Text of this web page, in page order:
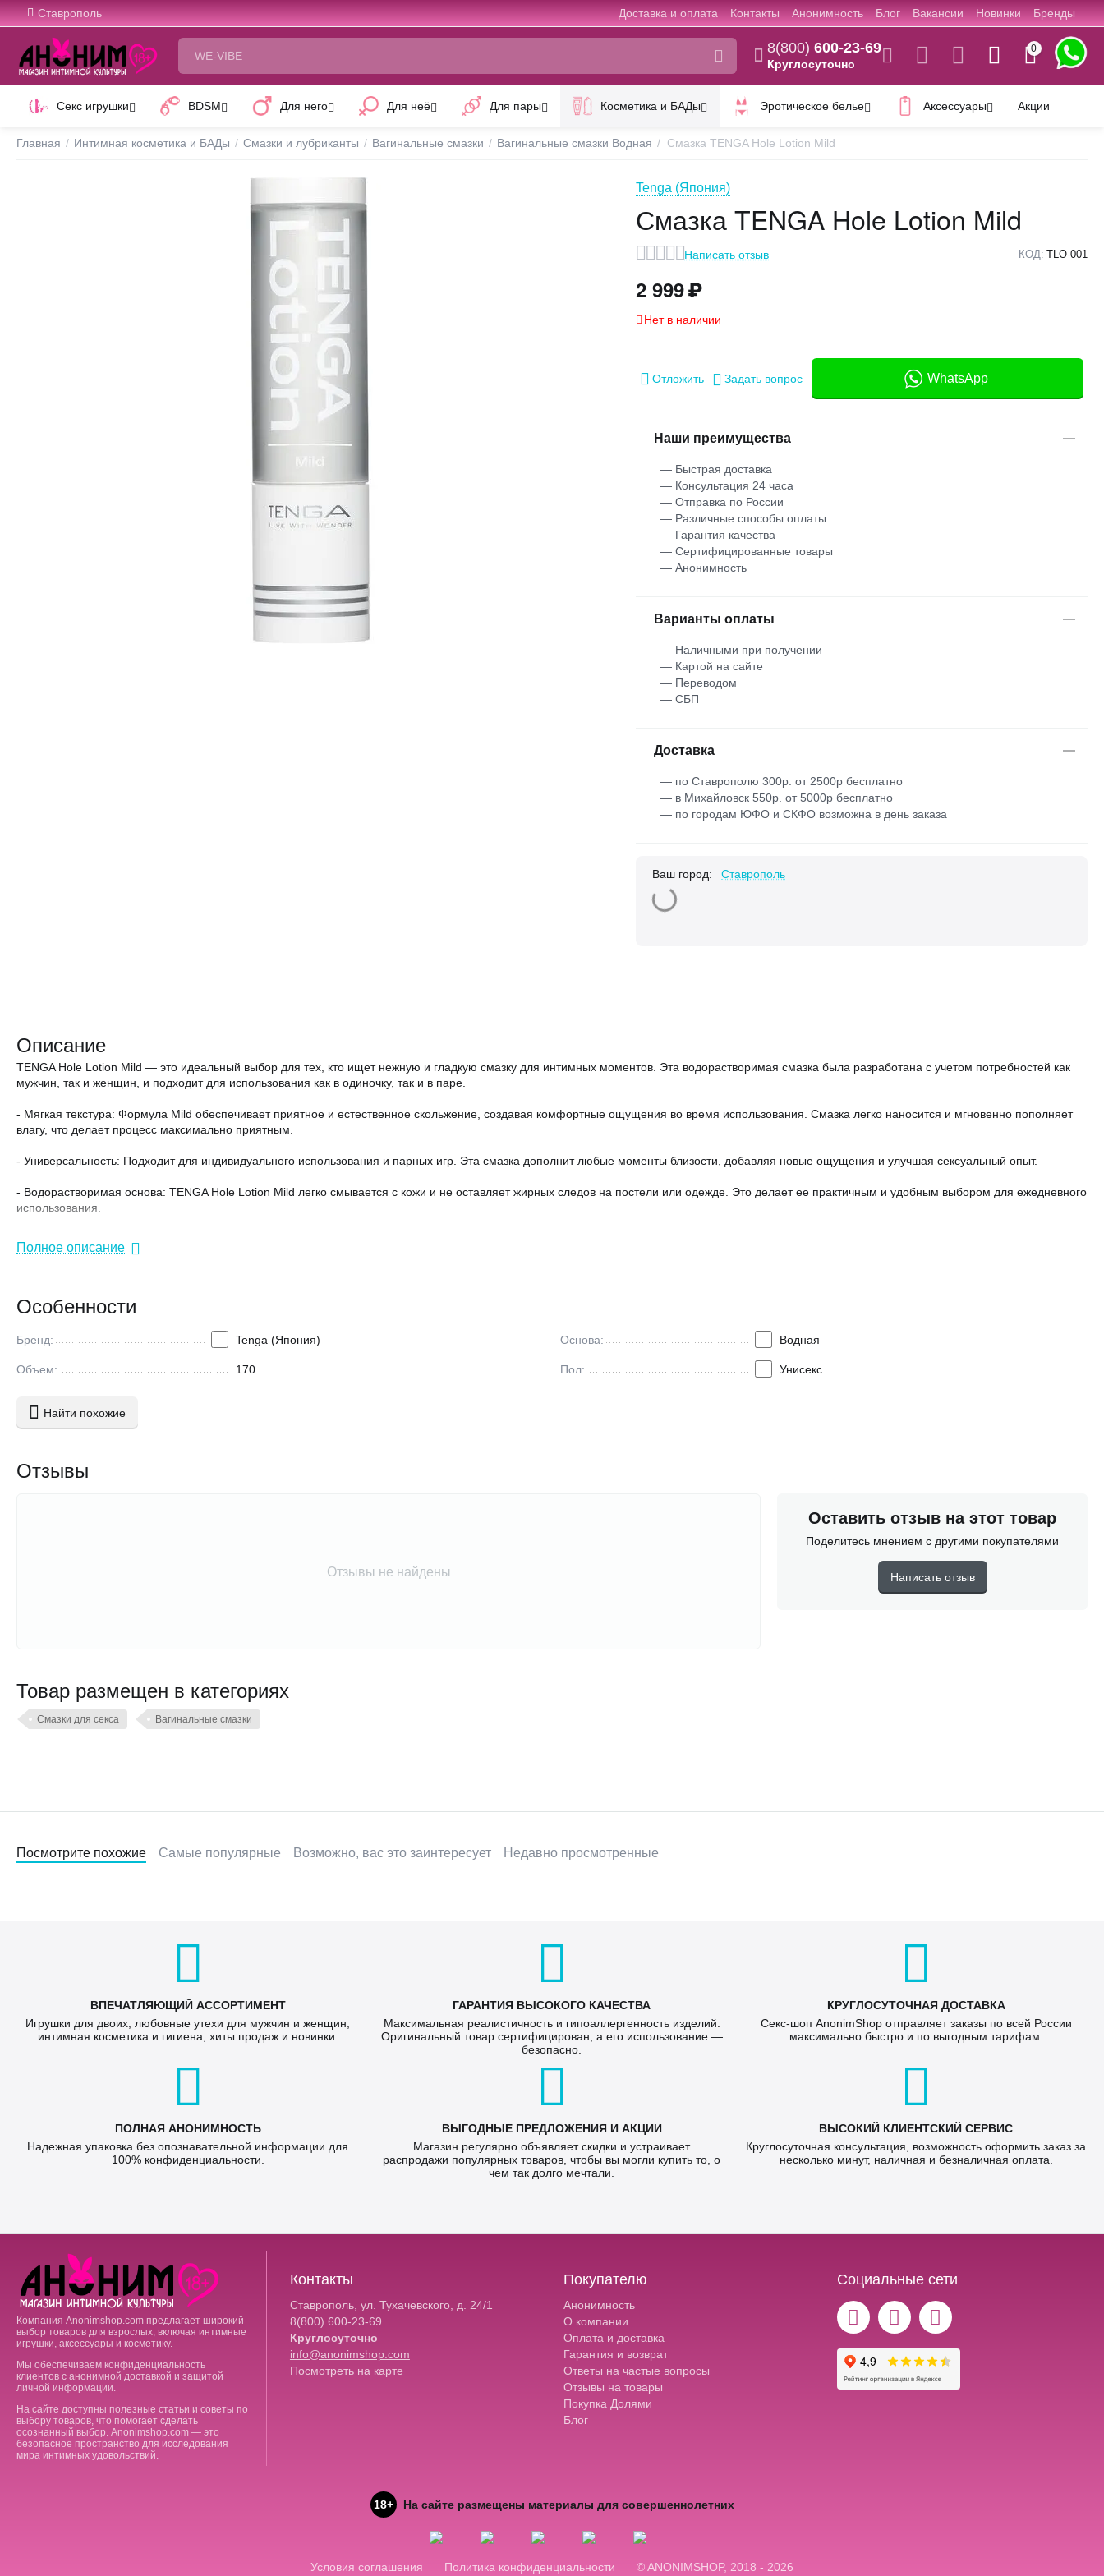
Ставрополь Доставка и оплата Контакты Анонимность Блог Вакансии Новинки Бренды
8(800) 600-23-69
Круглосуточно
0
Секс игрушки BDSM Для него Для неё Для пары Косметика и БАДы Эротическое белье Аксессуары Акции
Главная / Интимная косметика и БАДы / Смазки и лубриканты / Вагинальные смазки / Вагинальные смазки Водная / Смазка TENGA Hole Lotion Mild
Tenga (Япония)
Смазка TENGA Hole Lotion Mild
Написать отзыв КОД: TLO-001
2 999₽
Нет в наличии
Отложить Задать вопрос WhatsApp
Наши преимущества
— Быстрая доставка
— Консультация 24 часа
— Отправка по России
— Различные способы оплаты
— Гарантия качества
— Сертифицированные товары
— Анонимность
Варианты оплаты
— Наличными при получении
— Картой на сайте
— Переводом
— СБП
Доставка
— по Ставрополю 300р. от 2500р бесплатно
— в Михайловск 550р. от 5000р бесплатно
— по городам ЮФО и СКФО возможна в день заказа
Ваш город: Ставрополь
Описание
TENGA Hole Lotion Mild — это идеальный выбор для тех, кто ищет нежную и гладкую смазку для интимных моментов. Эта водорастворимая смазка была разработана с учетом потребностей как
мужчин, так и женщин, и подходит для использования как в одиночку, так и в паре.
- Мягкая текстура: Формула Mild обеспечивает приятное и естественное скольжение, создавая комфортные ощущения во время использования. Смазка легко наносится и мгновенно пополняет
влагу, что делает процесс максимально приятным.
- Универсальность: Подходит для индивидуального использования и парных игр. Эта смазка дополнит любые моменты близости, добавляя новые ощущения и улучшая сексуальный опыт.
- Водорастворимая основа: TENGA Hole Lotion Mild легко смывается с кожи и не оставляет жирных следов на постели или одежде. Это делает ее практичным и удобным выбором для ежедневного
использования.
секс-игрушками.
TENGA Hole Lotion Mild — это ваш надежный спутник для незабываемых моментов. Откройте для себя новые грани удовольствия и улучшите качество своих интимных отношений с помощью этой
Полное описание
Особенности
Бренд: Tenga (Япония)
Объем: 170
Основа: Водная
Пол: Унисекс
Найти похожие
Отзывы
Отзывы не найдены
Оставить отзыв на этот товар
Поделитесь мнением с другими покупателями
Написать отзыв
Товар размещен в категориях
Смазки для секса Вагинальные смазки
Посмотрите похожие Самые популярные Возможно, вас это заинтересует Недавно просмотренные
ВПЕЧАТЛЯЮЩИЙ АССОРТИМЕНТ
Игрушки для двоих, любовные утехи для мужчин и женщин,
интимная косметика и гигиена, хиты продаж и новинки.
ГАРАНТИЯ ВЫСОКОГО КАЧЕСТВА
Максимальная реалистичность и гипоаллергенность изделий.
Оригинальный товар сертифицирован, а его использование —
безопасно.
КРУГЛОСУТОЧНАЯ ДОСТАВКА
Секс-шоп AnonimShop отправляет заказы по всей России
максимально быстро и по выгодным тарифам.
ПОЛНАЯ АНОНИМНОСТЬ
Надежная упаковка без опознавательной информации для
100% конфиденциальности.
ВЫГОДНЫЕ ПРЕДЛОЖЕНИЯ И АКЦИИ
Магазин регулярно объявляет скидки и устраивает
распродажи популярных товаров, чтобы вы могли купить то, о
чем так долго мечтали.
ВЫСОКИЙ КЛИЕНТСКИЙ СЕРВИС
Круглосуточная консультация, возможность оформить заказ за
несколько минут, наличная и безналичная оплата.
Компания Anonimshop.com предлагает широкий
выбор товаров для взрослых, включая интимные
игрушки, аксессуары и косметику.
Мы обеспечиваем конфиденциальность
клиентов с анонимной доставкой и защитой
личной информации.
На сайте доступны полезные статьи и советы по
выбору товаров, что помогает сделать
осознанный выбор. Anonimshop.com — это
безопасное пространство для исследования
мира интимных удовольствий.
Контакты
Ставрополь, ул. Тухачевского, д. 24/1
8(800) 600-23-69
Круглосуточно
info@anonimshop.com
Посмотреть на карте
Покупателю
Анонимность
О компании
Оплата и доставка
Гарантия и возврат
Ответы на частые вопросы
Отзывы на товары
Покупка Долями
Блог
Социальные сети
18+ На сайте размещены материалы для совершеннолетних
Условия соглашения Политика конфиденциальности © ANONIMSHOP, 2018 - 2026